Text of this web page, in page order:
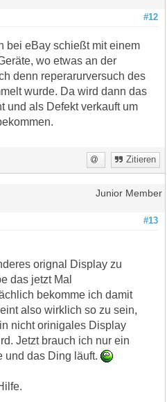
#12
bei eBay schießt mit einem
wo etwas an der
denn reperarurversuch des
wurde. Da wird dann das
und als Defekt verkauft um
Zitieren
Junior Member
#13
orignal Display zu
das jetzt Mal
bekomme ich damit
also wirklich so zu sein,
nicht orinigales Display
Jetzt brauch ich nur ein
und das Ding läuft.